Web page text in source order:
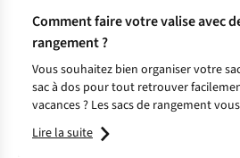
Comment faire votre valise avec
rangement ?
Vous souhaitez bien organiser votre
sac à dos pour tout retrouver
vacances ? Les sacs de rangement
indispensables si vous partez à
Lire la suite